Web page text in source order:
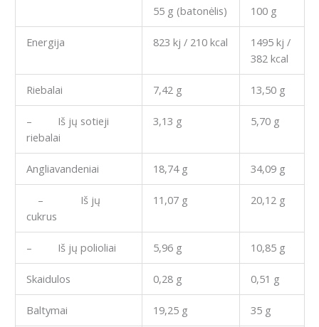
55 g (batonėlis) 100 g
Energija 823 kj / 210 kcal
1495 kj /
382 kcal
Riebalai 7,42 g 13,50 g
– Iš jų sotieji
riebalai
3,13 g 5,70 g
Angliavandeniai 18,74 g 34,09 g
– Iš jų
cukrus
11,07 g 20,12 g
– Iš jų polioliai 5,96 g 10,85 g
Skaidulos 0,28 g 0,51 g
Baltymai 19,25 g 35 g